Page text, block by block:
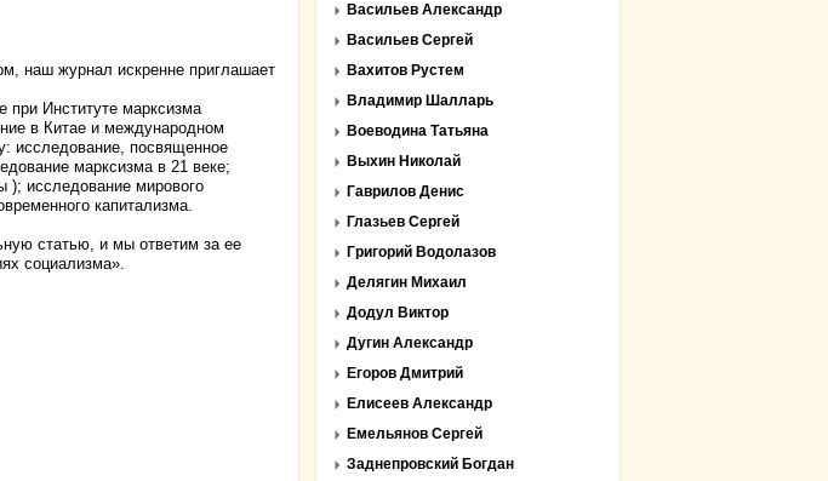
наш журнал искренне приглашает
при Институте марксизма
в Китае и международном
исследование, посвященное
марксизма в 21 веке;
); исследование мирового
капитализма.
статью, и мы ответим за ее
социализма».
Васильев Александр
Васильев Сергей
Вахитов Рустем
Владимир Шалларь
Воеводина Татьяна
Выхин Николай
Гаврилов Денис
Глазьев Сергей
Григорий Водолазов
Делягин Михаил
Додул Виктор
Дугин Александр
Егоров Дмитрий
Елисеев Александр
Емельянов Сергей
Заднепровский Богдан